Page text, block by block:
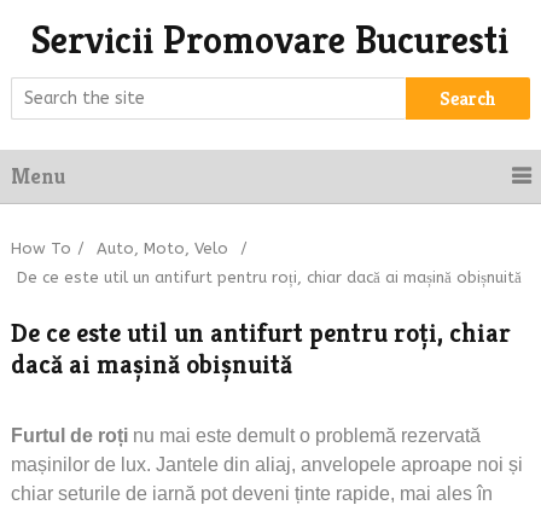
Servicii Promovare Bucuresti
Search
Menu
How To / Auto, Moto, Velo
/
De ce este util un antifurt pentru roți, chiar dacă ai mașină obișnuită
De ce este util un antifurt pentru roți, chiar
dacă ai mașină obișnuită
Furtul de roți nu mai este demult o problemă rezervată
mașinilor de lux. Jantele din aliaj, anvelopele aproape noi și
chiar seturile de iarnă pot deveni ținte rapide, mai ales în